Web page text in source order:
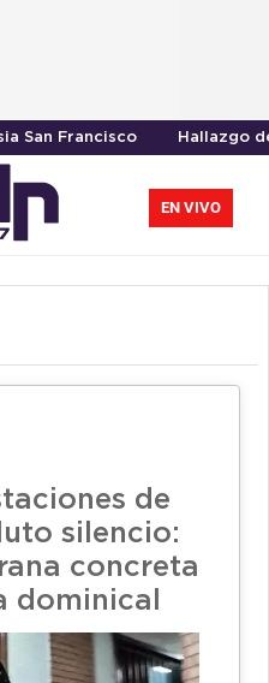
San Francisco Hallazgo
EN VIVO
de
silencio:
concreta
dominical